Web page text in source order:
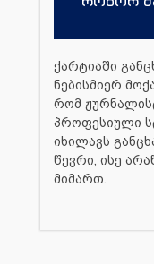
ქარტიაში
ნებისმიერ
რომ
პროფესიული
იხილავს
წევრი, ისე
მიმართ.